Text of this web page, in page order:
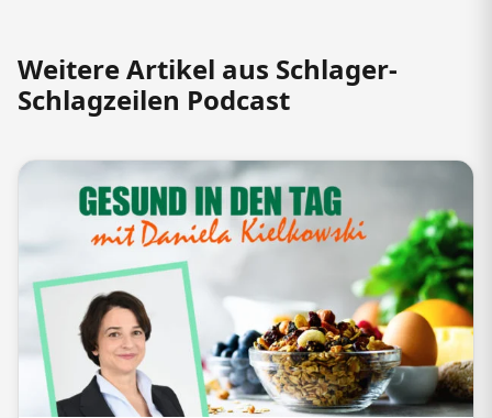
Weitere Artikel aus Schlager-
Schlagzeilen Podcast